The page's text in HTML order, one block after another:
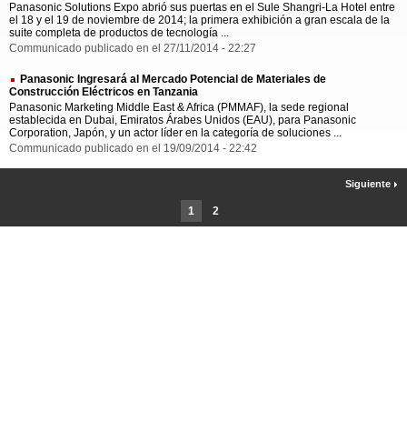
Panasonic Solutions Expo abrió sus puertas en el Sule Shangri-La Hotel entre
el 18 y el 19 de noviembre de 2014; la primera exhibición a gran escala de la
suite completa de productos de tecnología ...
Communicado publicado en el 27/11/2014 - 22:27
Panasonic Ingresará al Mercado Potencial de Materiales de
Construcción Eléctricos en Tanzania
Panasonic Marketing Middle East & Africa (PMMAF), la sede regional
establecida en Dubai, Emiratos Árabes Unidos (EAU), para Panasonic
Corporation, Japón, y un actor líder en la categoría de soluciones ...
Communicado publicado en el 19/09/2014 - 22:42
1 2
Siguiente